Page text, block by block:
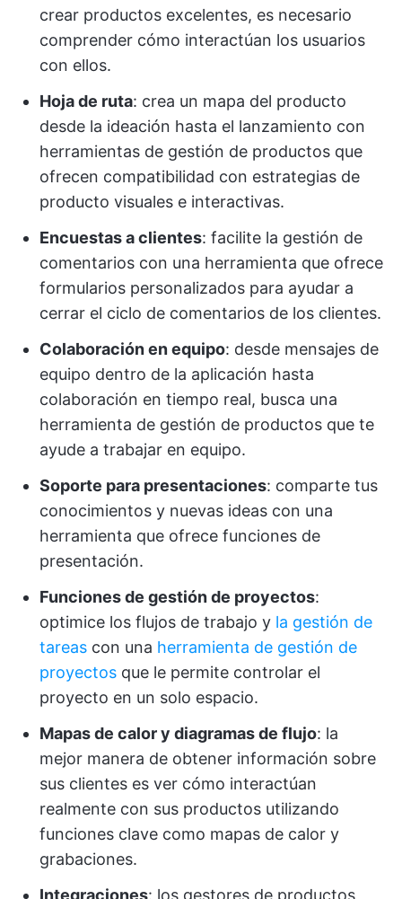
crear productos excelentes, es necesario
comprender cómo interactúan los usuarios
con ellos.
Hoja de ruta: crea un mapa del producto
desde la ideación hasta el lanzamiento con
herramientas de gestión de productos que
ofrecen compatibilidad con estrategias de
producto visuales e interactivas.
Encuestas a clientes: facilite la gestión de
comentarios con una herramienta que ofrece
formularios personalizados para ayudar a
cerrar el ciclo de comentarios de los clientes.
Colaboración en equipo: desde mensajes de
equipo dentro de la aplicación hasta
colaboración en tiempo real, busca una
herramienta de gestión de productos que te
ayude a trabajar en equipo.
Soporte para presentaciones: comparte tus
conocimientos y nuevas ideas con una
herramienta que ofrece funciones de
presentación.
Funciones de gestión de proyectos:
optimice los flujos de trabajo y la gestión de
tareas con una herramienta de gestión de
proyectos que le permite controlar el
proyecto en un solo espacio.
Mapas de calor y diagramas de flujo: la
mejor manera de obtener información sobre
sus clientes es ver cómo interactúan
realmente con sus productos utilizando
funciones clave como mapas de calor y
grabaciones.
Integraciones: los gestores de productos